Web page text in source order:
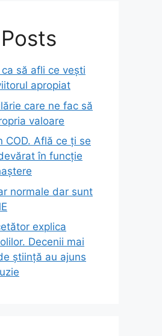
să afli ce vești
apropiat
care ne fac să
valoare
COD. Află ce ți se
în funcție
normale dar sunt
explica
Decenii mai
știință au ajuns